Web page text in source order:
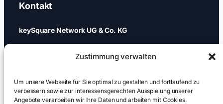
Zustimmung verwalten
Um unsere Webseite für Sie optimal zu gestalten und fortlaufend zu
verbessern sowie zur interessensgerechten Ausspielung unserer
Angebote verarbeiten wir Ihre Daten und arbeiten mit Cookies.
Kontakt
keySquare Network UG & Co. KG
+49 (0)30 437 344 88